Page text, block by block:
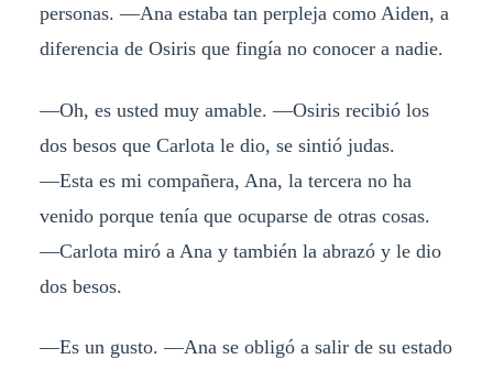
personas. ―Ana estaba tan perpleja como Aiden, a
diferencia de Osiris que fingía no conocer a nadie.
―Oh, es usted muy amable. ―Osiris recibió los
dos besos que Carlota le dio, se sintió judas.
―Esta es mi compañera, Ana, la tercera no ha
venido porque tenía que ocuparse de otras cosas.
―Carlota miró a Ana y también la abrazó y le dio
dos besos.
―Es un gusto. ―Ana se obligó a salir de su estado